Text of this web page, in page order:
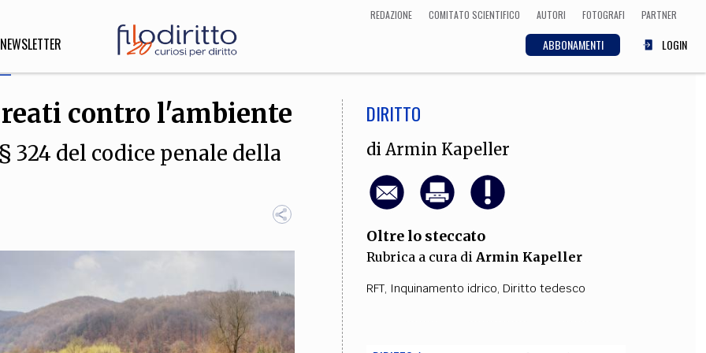
REDAZIONE COMITATO SCIENTIFICO AUTORI FOTOGRAFI PARTNER
ABBONAMENTI LOGIN
NEWSLETTER
Esteri
DIRITTO ECONOMIA
INNOVAZIONE
Architettura, Ingegneria
CULTURA
Arte, Cinema, Musica,
Letteratura
contro l'ambiente
324 del codice penale della
DIRITTO
di Armin Kapeller
Oltre lo steccato
Rubrica a cura di Armin Kapeller
RFT, Inquinamento idrico, Diritto tedesco